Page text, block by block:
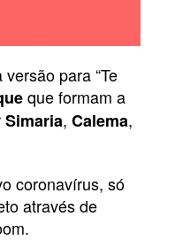
para “Te
que formam a
Simaria, Calema,
coronavírus, só
através de